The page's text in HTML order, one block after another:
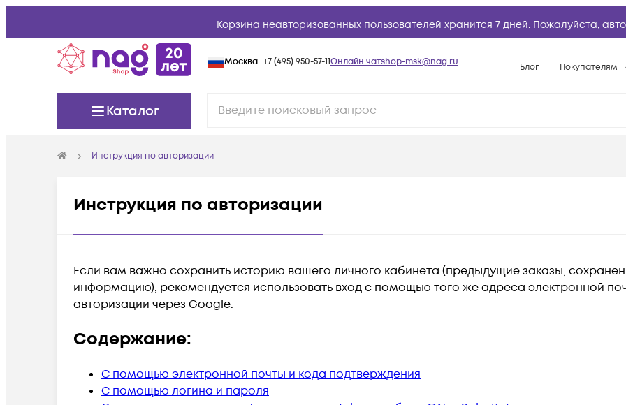
Корзина неавторизованных пользователей хранится 7 дней. Пожалуйста,
Москва +7 (495) 950-57-11Онлайн чатshop-msk@nag.ru Блог Покупателям
Каталог
Инструкция по авторизации
Инструкция по авторизации
Если вам важно сохранить историю вашего личного кабинета (предыдущие заказы,
информацию), рекомендуется использовать вход с помощью того же адреса электронной
авторизации через Google.
Содержание:
С помощью электронной почты и кода подтверждения
С помощью логина и пароля